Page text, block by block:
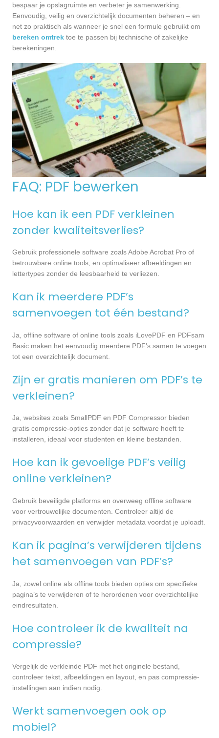
bespaar je opslagruimte en verbeter je samenwerking.
Eenvoudig, veilig en overzichtelijk documenten beheren – en
net zo praktisch als wanneer je snel een formule gebruikt om
bereken omtrek toe te passen bij technische of zakelijke
berekeningen.
FAQ: PDF bewerken
Hoe kan ik een PDF verkleinen
zonder kwaliteitsverlies?
Gebruik professionele software zoals Adobe Acrobat Pro of
betrouwbare online tools, en optimaliseer afbeeldingen en
lettertypes zonder de leesbaarheid te verliezen.
Kan ik meerdere PDF’s
samenvoegen tot één bestand?
Ja, offline software of online tools zoals iLovePDF en PDFsam
Basic maken het eenvoudig meerdere PDF’s samen te voegen
tot een overzichtelijk document.
Zijn er gratis manieren om PDF’s te
verkleinen?
Ja, websites zoals SmallPDF en PDF Compressor bieden
gratis compressie-opties zonder dat je software hoeft te
installeren, ideaal voor studenten en kleine bestanden.
Hoe kan ik gevoelige PDF’s veilig
online verkleinen?
Gebruik beveiligde platforms en overweeg offline software
voor vertrouwelijke documenten. Controleer altijd de
privacyvoorwaarden en verwijder metadata voordat je uploadt.
Kan ik pagina’s verwijderen tijdens
het samenvoegen van PDF’s?
Ja, zowel online als offline tools bieden opties om specifieke
pagina’s te verwijderen of te herordenen voor overzichtelijke
eindresultaten.
Hoe controleer ik de kwaliteit na
compressie?
Vergelijk de verkleinde PDF met het originele bestand,
controleer tekst, afbeeldingen en layout, en pas compressie-
instellingen aan indien nodig.
Werkt samenvoegen ook op
mobiel?